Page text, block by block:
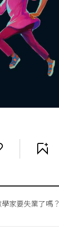
家要失業了嗎？